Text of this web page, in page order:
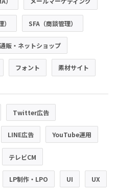
SFA（商談管理）
販・ネットショップ
フォント 素材サイト
Twitter広告
LINE広告 YouTube運用
テレビCM
LP制作・LPO UI UX